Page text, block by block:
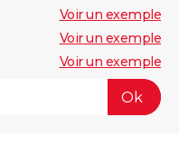
Voir un exemple
Voir un exemple
Voir un exemple